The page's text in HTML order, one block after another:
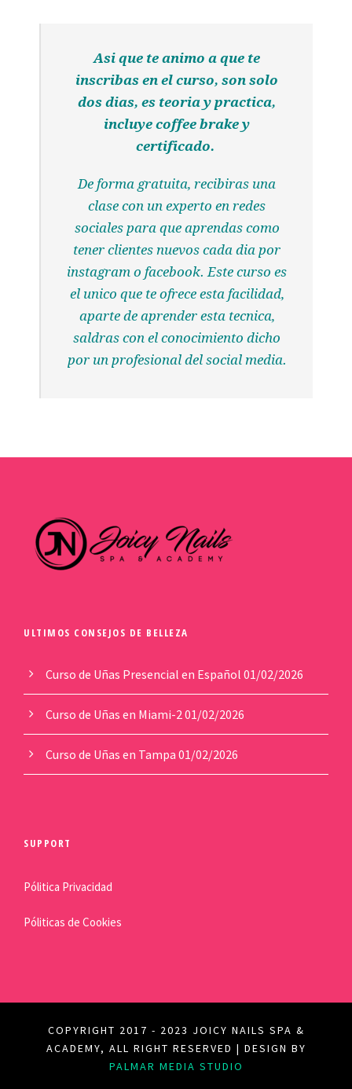
Asi que te animo a que te
inscribas en el curso, son solo
dos dias, es teoria y practica,
incluye coffee brake y
certificado.
De forma gratuita, recibiras una
clase con un experto en redes
sociales para que aprendas como
tener clientes nuevos cada dia por
instagram o facebook. Este curso es
el unico que te ofrece esta facilidad,
aparte de aprender esta tecnica,
saldras con el conocimiento dicho
por un profesional del social media.
ULTIMOS CONSEJOS DE BELLEZA
Curso de Uñas Presencial en Español 01/02/2026
Curso de Uñas en Miami-201/02/2026
Curso de Uñas en Tampa 01/02/2026
SUPPORT
Pólitica Privacidad
Póliticas de Cookies
COPYRIGHT 2017 - 2023 JOICY NAILS SPA &
ACADEMY, ALL RIGHT RESERVED | DESIGN BY
PALMAR MEDIA STUDIO